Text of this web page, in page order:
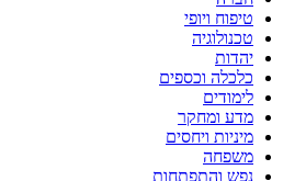
טיפוח ויופי
טכנולוגיה
יהדות
כלכלה וכספים
לימודים
מדע ומחקר
מיניות ויחסים
משפחה
נפש והתפתחות